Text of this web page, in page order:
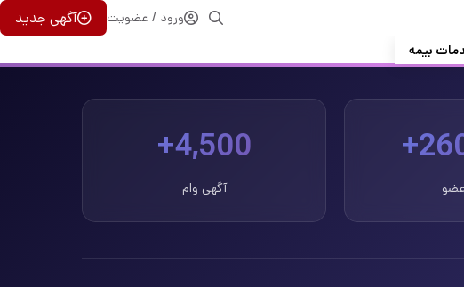
ورود / عضویت
آگهی جدید
بیمه
عضو
4,500+
آگهی وام